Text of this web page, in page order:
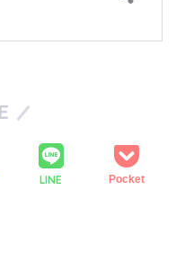
LINE Pocket